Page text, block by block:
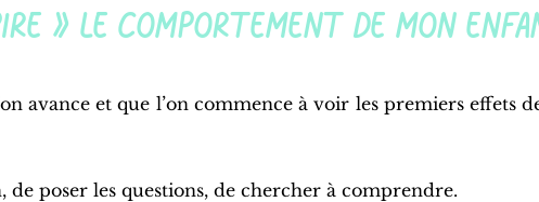
» le comportement de mon
avance et que l’on commence à voir les premiers effets
poser les questions, de chercher à comprendre.